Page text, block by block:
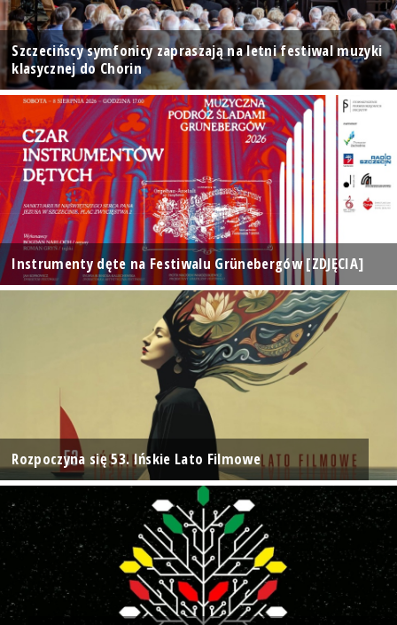
Szczecińscy symfonicy zapraszają na letni festiwal muzyki
klasycznej do Chorin
Instrumenty dęte na Festiwalu Grünebergów [ZDJĘCIA]
Rozpoczyna się 53. Ińskie Lato Filmowe